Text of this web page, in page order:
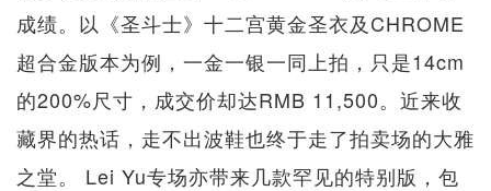
成绩。以《圣斗士》十二宫黄金圣衣及CHROME
超合金版本为例，一金一银一同上拍，只是14cm
的200%尺寸，成交价却达RMB 11,500。近来收
藏界的热话，走不出波鞋也终于走了拍卖场的大雅
之堂。 Lei Yu专场亦带来几款罕见的特别版，包